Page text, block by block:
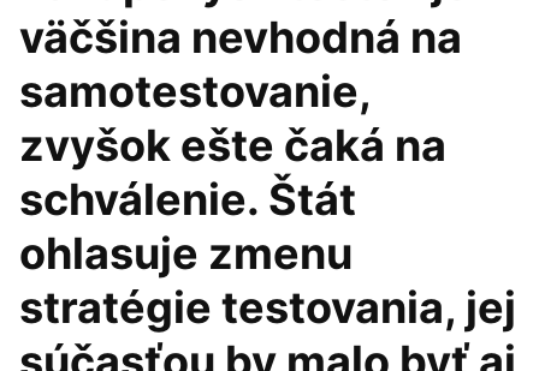
väčšina nevhodná na
samotestovanie,
zvyšok ešte čaká na
schválenie. Štát
ohlasuje zmenu
stratégie testovania, jej